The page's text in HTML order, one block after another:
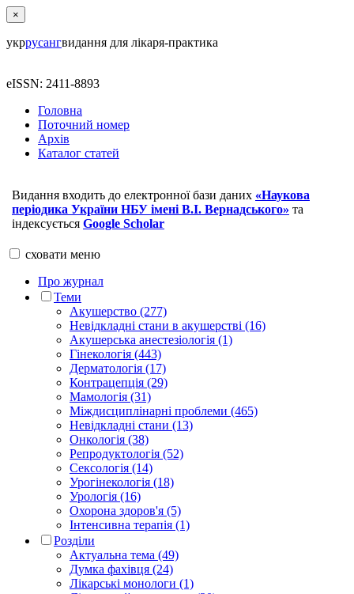
×
укррусангвидання для лікаря-практика
eISSN: 2411-8893
Головна
Поточний номер
Архів
Каталог статей
Видання входить до електронної бази даних «Наукова
періодика України НБУ імені В.І. Вернадського» та
індексується Google Scholar
сховати меню
Про журнал
Теми
Акушерство (277)
Невідкладні стани в акушерстві (16)
Акушерська анестезіологія (1)
Гінекологія (443)
Дерматологія (17)
Контрацепція (29)
Мамологія (31)
Міждисциплінарні проблеми (465)
Невідкладні стани (13)
Онкологія (38)
Репродуктологія (52)
Сексологія (14)
Урогінекологія (18)
Урологія (16)
Охорона здоров'я (5)
Інтенсивна терапія (1)
Розділи
Актуальна тема (49)
Думка фахівця (24)
Лікарські монологи (1)